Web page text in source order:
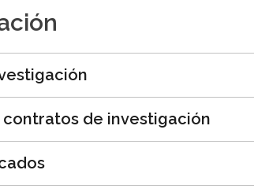
contratos de investigación